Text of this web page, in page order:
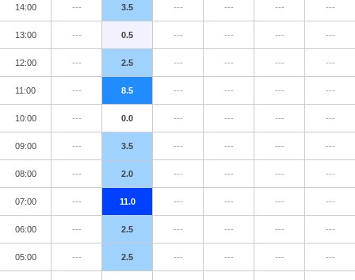
14:00 --- 3.5 --- --- --- ---
13:00 --- 0.5 --- --- --- ---
12:00 --- 2.5 --- --- --- ---
11:00 --- 8.5 --- --- --- ---
10:00 --- 0.0 --- --- --- ---
09:00 --- 3.5 --- --- --- ---
08:00 --- 2.0 --- --- --- ---
07:00 --- 11.0 --- --- --- ---
06:00 --- 2.5 --- --- --- ---
05:00 --- 2.5 --- --- --- ---